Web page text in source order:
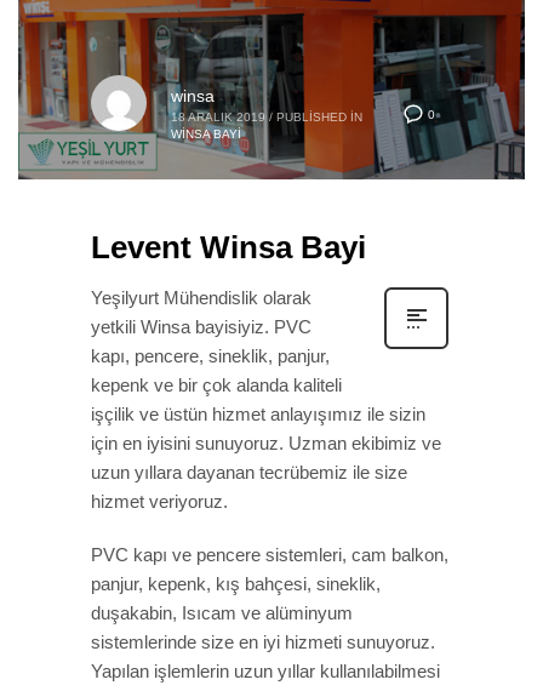
0
winsa
18 ARALIK 2019 / PUBLISHED IN
WINSA BAYI
Levent Winsa Bayi
Yeşilyurt Mühendislik olarak
yetkili Winsa bayisiyiz. PVC
kapı, pencere, sineklik, panjur,
kepenk ve bir çok alanda kaliteli
işçilik ve üstün hizmet anlayışımız ile sizin
için en iyisini sunuyoruz. Uzman ekibimiz ve
uzun yıllara dayanan tecrübemiz ile size
hizmet veriyoruz.
PVC kapı ve pencere sistemleri, cam balkon,
panjur, kepenk, kış bahçesi, sineklik,
duşakabin, Isıcam ve alüminyum
sistemlerinde size en iyi hizmeti sunuyoruz.
Yapılan işlemlerin uzun yıllar kullanılabilmesi